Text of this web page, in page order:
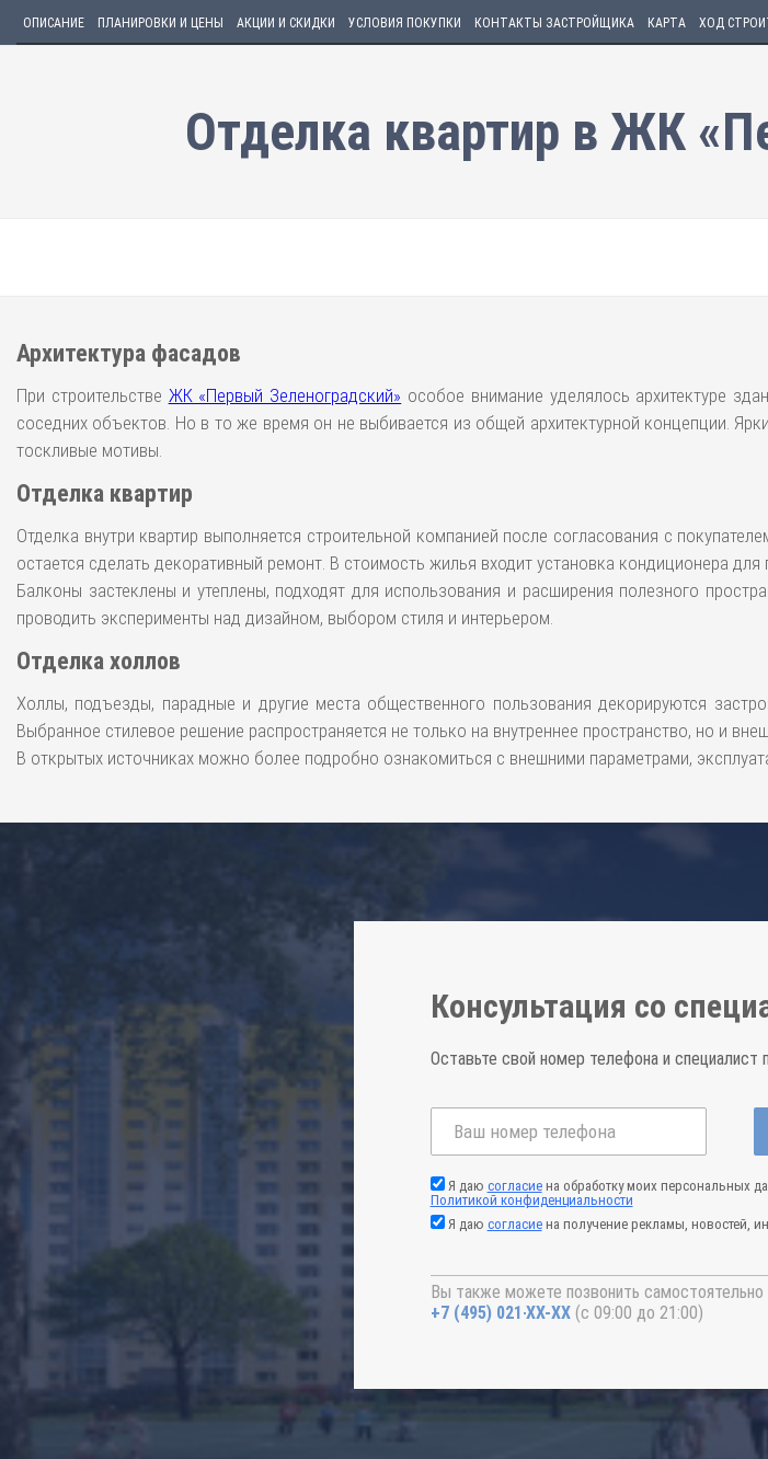
ОПИСАНИЕ ПЛАНИРОВКИ И ЦЕНЫ АКЦИИ И СКИДКИ УСЛОВИЯ ПОКУПКИ КОНТАКТЫ ЗАСТРОЙЩИКА КАРТА ХОД
Отделка квартир в ЖК
Архитектура фасадов
При строительстве ЖК «Первый Зеленоградский» особое внимание уделялось архитектуре
соседних объектов. Но в то же время он не выбивается из общей архитектурной концепции.
тоскливые мотивы.
Отделка квартир
Отделка внутри квартир выполняется строительной компанией после согласования с
остается сделать декоративный ремонт. В стоимость жилья входит установка кондиционера
Балконы застеклены и утеплены, подходят для использования и расширения полезного
проводить эксперименты над дизайном, выбором стиля и интерьером.
Отделка холлов
Холлы, подъезды, парадные и другие места общественного пользования декорируются
Выбранное стилевое решение распространяется не только на внутреннее пространство, но и
В открытых источниках можно более подробно ознакомиться с внешними параметрами,
Консультация со
Оставьте свой номер телефона и специалист
Я даю согласиена обработку моих персональных
Политикой конфиденциальности
Я даю согласиена получение рекламы, новостей,
Вы также можете позвонить самостоятельно
+7 (495) 021-41-76 (с 09:00 до 21:00)